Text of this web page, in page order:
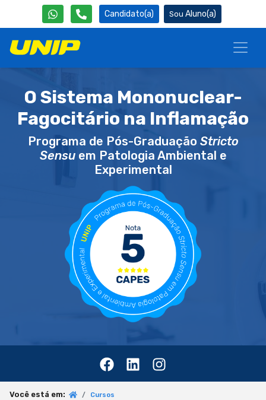
Candidato(a) Aluno(a)
O Sistema Mononuclear-
Fagocitário na Inflamação
Programa de Pós-Graduação Stricto
Sensuem Patologia Ambiental e
Experimental
Você está em:
Cursos